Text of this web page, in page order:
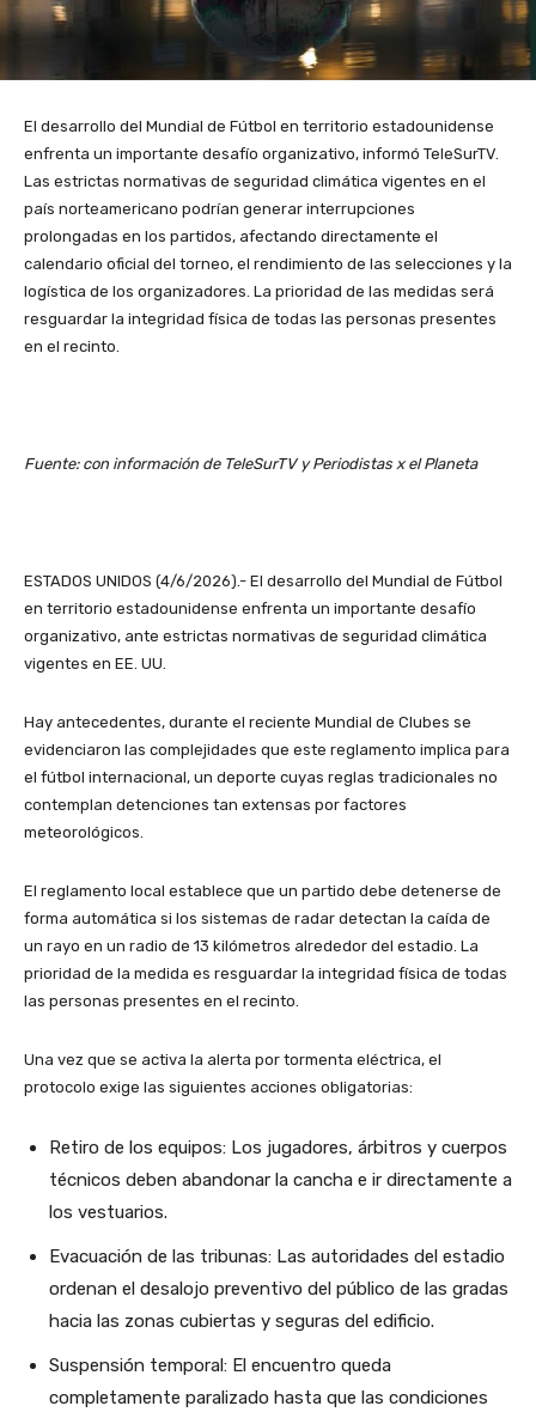
El desarrollo del Mundial de Fútbol en territorio estadounidense
enfrenta un importante desafío organizativo, informó TeleSurTV.
Las estrictas normativas de seguridad climática vigentes en el
país norteamericano podrían generar interrupciones
prolongadas en los partidos, afectando directamente el
calendario oficial del torneo, el rendimiento de las selecciones y la
logística de los organizadores. La prioridad de las medidas será
resguardar la integridad física de todas las personas presentes
en el recinto.
Fuente: con información de TeleSurTV y Periodistas x el Planeta
ESTADOS UNIDOS (4/6/2026).- El desarrollo del Mundial de Fútbol
en territorio estadounidense enfrenta un importante desafío
organizativo, ante estrictas normativas de seguridad climática
vigentes en EE. UU.
Hay antecedentes, durante el reciente Mundial de Clubes se
evidenciaron las complejidades que este reglamento implica para
el fútbol internacional, un deporte cuyas reglas tradicionales no
contemplan detenciones tan extensas por factores
meteorológicos.
El reglamento local establece que un partido debe detenerse de
forma automática si los sistemas de radar detectan la caída de
un rayo en un radio de 13 kilómetros alrededor del estadio. La
prioridad de la medida es resguardar la integridad física de todas
las personas presentes en el recinto.
Una vez que se activa la alerta por tormenta eléctrica, el
protocolo exige las siguientes acciones obligatorias:
Retiro de los equipos: Los jugadores, árbitros y cuerpos
técnicos deben abandonar la cancha e ir directamente a
los vestuarios.
Evacuación de las tribunas: Las autoridades del estadio
ordenan el desalojo preventivo del público de las gradas
hacia las zonas cubiertas y seguras del edificio.
Suspensión temporal: El encuentro queda
completamente paralizado hasta que las condiciones